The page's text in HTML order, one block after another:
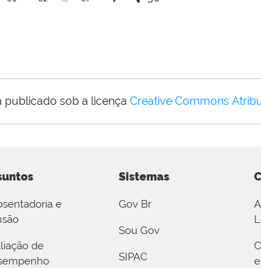
publicado sob a licença Creative Commons
e
de
Sistemas
Gov Br
Sou Gov
SIPAC